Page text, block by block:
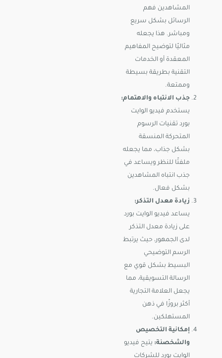
المشاهدين فهم
الرسائل بشكل سريع
ومباشر. هذا يجعله
مثاليًا لتوضيح المفاهيم
المعقدة أو الخدمات
التقنية بطريقة بسيطة
وممتعة.
جذب الانتباه والاهتمام:
يستخدم فيديو الوايت
بورد تقنيات الرسوم
المتحركة المنسقة
بشكل جذاب، مما يجعله
ملفتًا للنظر ويساعد في
جذب انتباه المشاهدين
بشكل فعال.
زيادة معدل التذكر:
يساعد فيديو الوايت بورد
على زيادة معدل التذكر
لدى الجمهور، حيث يرتبط
الرسم التوضيحي
البسيط بشكل قوي مع
الرسالة التسويقية، مما
يجعل العلامة التجارية
أكثر بروزًا في ذهن
المستهلكين.
إمكانية التخصيص
والشخصنة: يتيح فيديو
الوايت بورد للشركات